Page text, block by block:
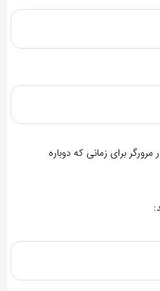
برای زمانی که دوباره